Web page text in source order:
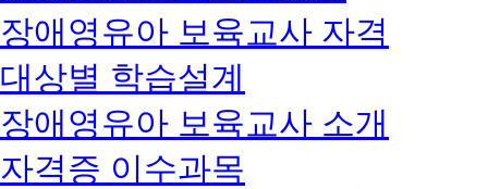
장애영유아 보육교사 자격
대상별 학습설계
장애영유아 보육교사 소개
자격증 이수과목